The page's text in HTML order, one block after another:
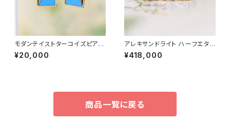
モダンテイストターコイズピアス
K18YG（GH3099）
¥20,000
アレキサンドライト ハーフエタニ
ティ K18YG リング 11号（GH10
19）
¥418,000
商品一覧に戻る